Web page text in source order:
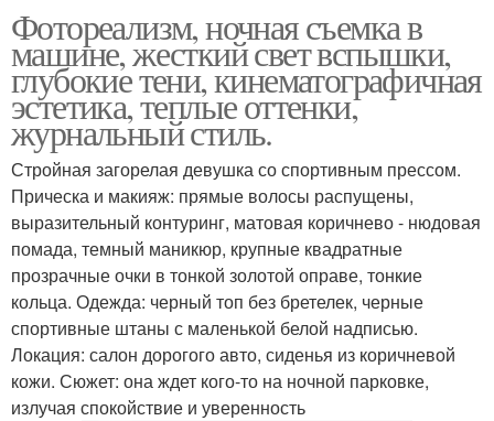
Фотореализм, ночная съемка в
машине, жесткий свет вспышки,
глубокие тени, кинематографичная
эстетика, теплые оттенки,
журнальный стиль.
Стройная загорелая девушка со спортивным прессом.
Прическа и макияж: прямые волосы распущены,
выразительный контуринг, матовая коричнево - нюдовая
помада, темный маникюр, крупные квадратные
прозрачные очки в тонкой золотой оправе, тонкие
кольца. Одежда: черный топ без бретелек, черные
спортивные штаны с маленькой белой надписью.
Локация: салон дорогого авто, сиденья из коричневой
кожи. Сюжет: она ждет кого-то на ночной парковке,
излучая спокойствие и уверенность